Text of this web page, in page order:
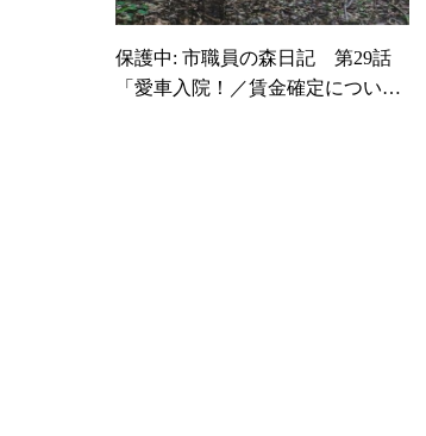
保護中: 市職員の森日記 第29話
「愛車入院！／賃金確定につい